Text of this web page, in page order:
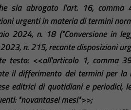
sia abrogato l'art. 16,
urgenti in materia di termini
2024, n. 18 ("Conversione in
n. 215, recante disposizioni
testo: <<all'articolo 1, comma
il differimento dei termini per
editrici di quotidiani e periodici,
"novantasei mesi">>;